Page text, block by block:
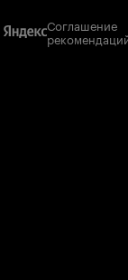
Соглашение